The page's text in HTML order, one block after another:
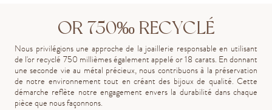
OR 750‰ RECYCLÉ
Nous privilégions une approche de la joaillerie responsable en utilisant
de l'or recyclé 750 millièmes également appelé or 18 carats. En donnant
une seconde vie au métal précieux, nous contribuons à la préservation
de notre environnement tout en créant des bijoux de qualité. Cette
démarche reflète notre engagement envers la durabilité dans chaque
pièce que nous façonnons.